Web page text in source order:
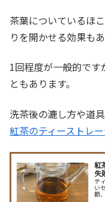
茶葉についているほ
りを開かせる効果もあ
1回程度が一般的で
ともあります。
洗茶後の漉し方や道
紅茶のティーストレ
紅
失
テ
い
節